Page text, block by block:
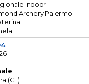
indoor
Archery Palermo
(CT)